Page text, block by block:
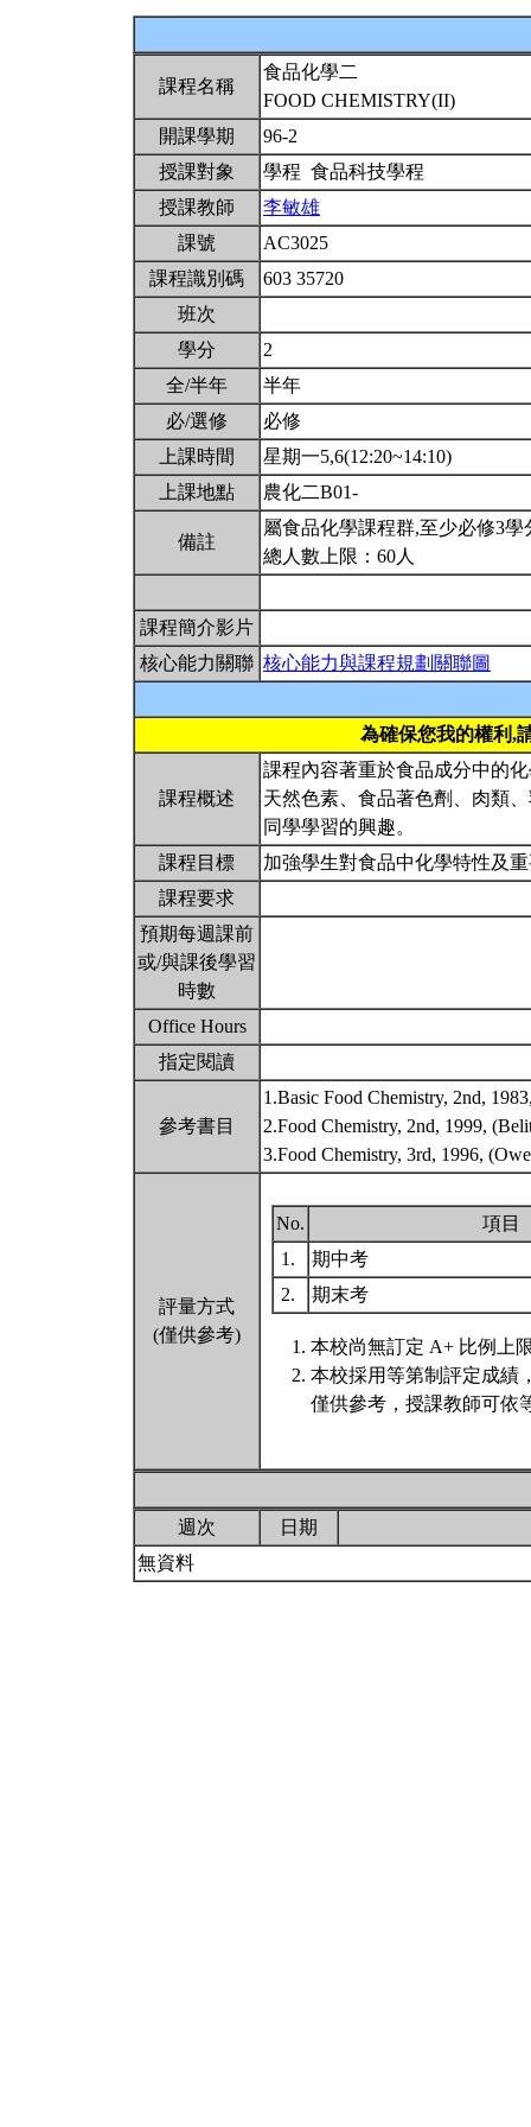
課程名稱
食品化學二
FOOD CHEMISTRY(II)
開課學期
96-2
授課對象
學程 食品科技學程
授課教師
李敏雄
課號
AC3025
課程識別碼
603 35720
班次
學分
2
全/半年
半年
必/選修
必修
上課時間
星期一5,6(12:20~14:10)
上課地點
農化二B01-
備註
屬食品化學課程群,至少必修3
總人數上限：60人
課程簡介影片
核心能力關聯 核心能力與課程規劃關聯圖
為確保您我的權利,
課程概述
課程內容著重於食品成分中的
天然色素、食品著色劑、肉類
同學學習的興趣。
課程目標
加強學生對食品中化學特性及
課程要求
預期每週課前
或/與課後學習
時數
Office Hours
指定閱讀
參考書目
1.Basic Food Chemistry, 2nd,
2.Food Chemistry, 2nd, 1999,
3.Food Chemistry, 3rd, 1996,
評量方式
(僅供參考)
No.
項目
1.
期中考
2.
期末考
本校尚無訂定 A+ 比例上
本校採用等第制評定成績
僅供參考，授課教師可依
週次
日期
無資料